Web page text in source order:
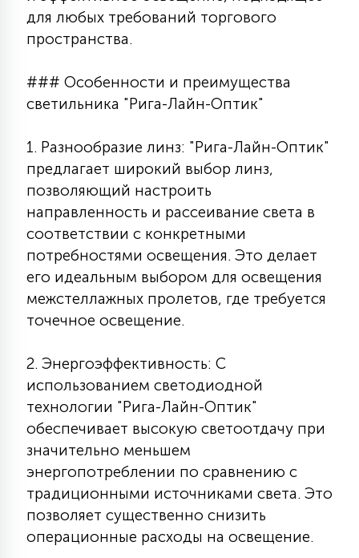
УПРАВЛЕНИЕ СВЕТОМ
КОМПЛЕКТУЮЩИЕ
СТЕКЛЯННЫЕ
ПОДВЕСНЫЕ
НАПОЛЬНЫЕ
НАСТЕННЫЕ
С УПРАВЛЕНИЕМ
АКСЕССУАРЫ
для любых требований торгового
пространства.
### Особенности и преимущества
светильника "Рига-Лайн-Оптик"
1. Разнообразие линз: "Рига-Лайн-Оптик"
предлагает широкий выбор линз,
позволяющий настроить
направленность и рассеивание света в
соответствии с конкретными
потребностями освещения. Это делает
его идеальным выбором для освещения
межстеллажных пролетов, где требуется
точечное освещение.
2. Энергоэффективность: С
использованием светодиодной
технологии "Рига-Лайн-Оптик"
обеспечивает высокую светоотдачу при
значительно меньшем
энергопотреблении по сравнению с
традиционными источниками света. Это
позволяет существенно снизить
операционные расходы на освещение.